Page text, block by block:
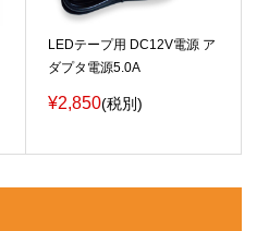
LEDテープ用 DC12V電源 ア
ダプタ電源5.0A
¥2,850(税別)